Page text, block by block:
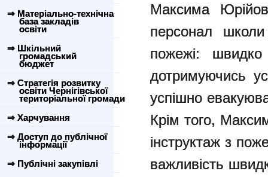
⇒ Матеріально-технічна
база закладів
освіти
⇒ Шкільний
громадський
бюджет
⇒ Стратегія розвитку
освіти Чернігівської
територіальної громади
⇒ Харчування
⇒ Доступ до публічної
інформації
⇒ Публічні закупівлі
Максима
персонал
пожежі:
дотримуючись
успішно
Крім того,
інструктаж з
важливість